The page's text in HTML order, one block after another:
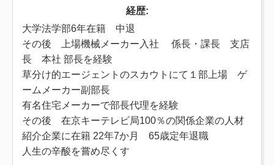
経歴:
大学法学部6年在籍 中退
その後 上場機械メーカー入社 係長・課長 支店
長 本社 部長を経験
草分け的エージェントのスカウトにて１部上場 ゲ
ームメーカー副部長
有名住宅メーカーで部長代理を経験
その後 在京キーテレビ局100％の関係企業の人材
紹介企業に在籍 22年7か月 65歳定年退職
人生の辛酸を嘗め尽くす